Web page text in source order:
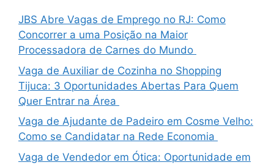
JBS Abre Vagas de Emprego no RJ: Como
Concorrer a uma Posição na Maior
Processadora de Carnes do Mundo
Vaga de Auxiliar de Cozinha no Shopping
Tijuca: 3 Oportunidades Abertas Para Quem
Quer Entrar na Área
Vaga de Ajudante de Padeiro em Cosme Velho:
Como se Candidatar na Rede Economia
Vaga de Vendedor em Ótica: Oportunidade em